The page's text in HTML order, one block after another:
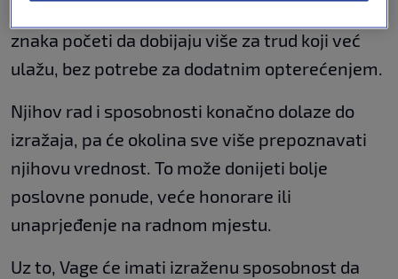
znaka početi da dobijaju više za trud koji već
ulažu, bez potrebe za dodatnim opterećenjem.
Njihov rad i sposobnosti konačno dolaze do
izražaja, pa će okolina sve više prepoznavati
njihovu vrednost. To može donijeti bolje
poslovne ponude, veće honorare ili
unaprjeđenje na radnom mjestu.
Uz to, Vage će imati izraženu sposobnost da